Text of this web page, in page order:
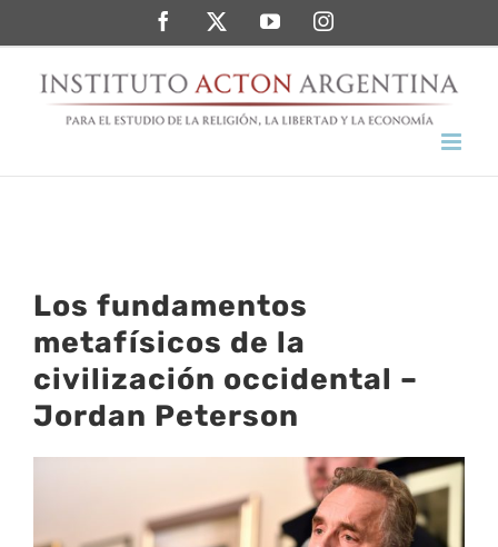
al
contenido
FacebookTwitterYouTubeInstagram
Los fundamentos
metafísicos de la
civilización occidental –
Jordan Peterson